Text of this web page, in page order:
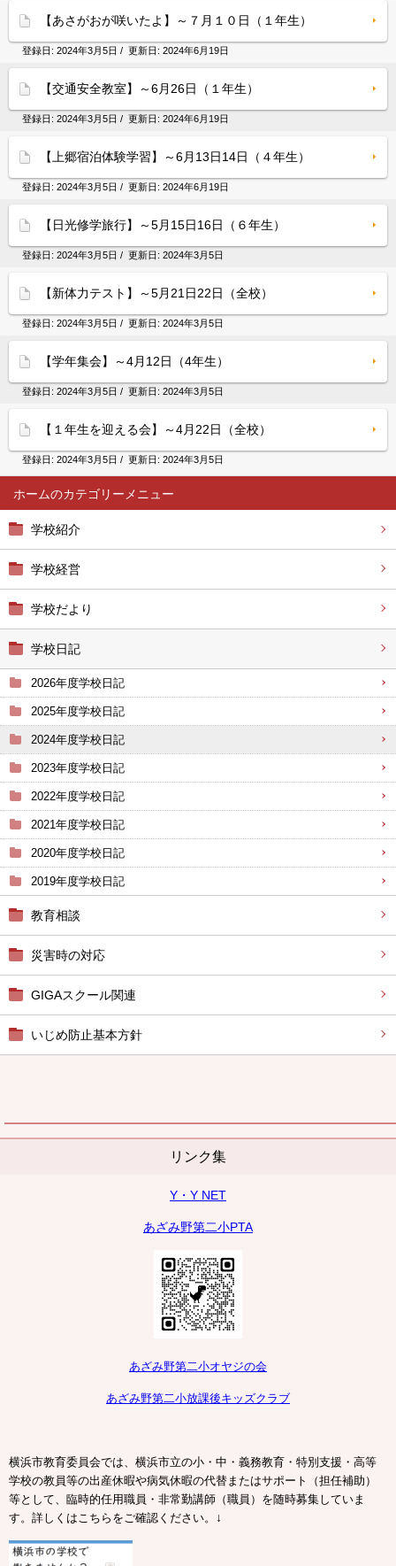
ホーム
学校紹介
学校経営
学校だより
学校日記
2026年度学校日記
2025年度学校日記
2024年度学校日記
2023年度学校日記
2022年度学校日記
2021年度学校日記
2020年度学校日記
2019年度学校日記
教育相談
災害時の対応
GIGAスクール関連
いじめ防止基本方針
リンク集
Y・Y NET
あざみ野第二小PTA
あざみ野第二小オヤジの会
あざみ野第二小放課後キッズクラブ
横浜市教育委員会では、横浜市立の小・中・義務教育・特別支援・高等
学校の教員等の出産休暇や病気休暇の代替またはサポート（担任補助）
等として、臨時的任用職員・非常勤講師（職員）を随時募集していま
す。詳しくはこちらをご確認ください。
↓
【あさがおが咲いたよ】～７月１０日（１年生）
登録日: 2024年3月5日 / 更新日: 2024年6月19日
【交通安全教室】～6月26日（１年生）
登録日: 2024年3月5日 / 更新日: 2024年6月19日
【上郷宿泊体験学習】～6月13日14日（４年生）
登録日: 2024年3月5日 / 更新日: 2024年6月19日
【日光修学旅行】～5月15日16日（６年生）
登録日: 2024年3月5日 / 更新日: 2024年3月5日
【新体力テスト】～5月21日22日（全校）
登録日: 2024年3月5日 / 更新日: 2024年3月5日
【学年集会】～4月12日（4年生）
登録日: 2024年3月5日 / 更新日: 2024年3月5日
【１年生を迎える会】～4月22日（全校）
登録日: 2024年3月5日 / 更新日: 2024年3月5日